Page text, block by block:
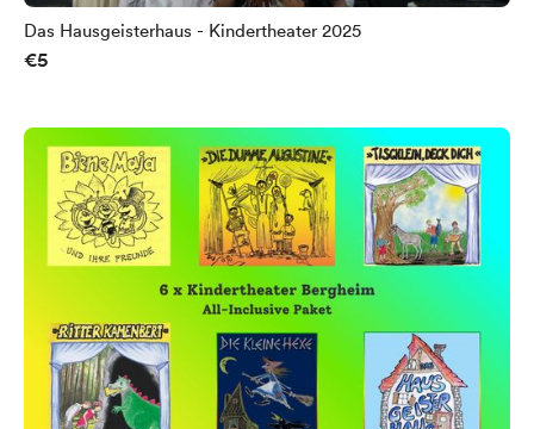
Das Hausgeisterhaus - Kindertheater 2025
€5